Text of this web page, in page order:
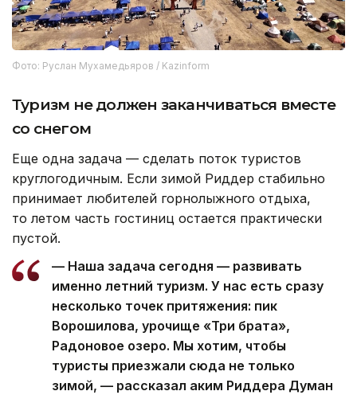
Фото: Руслан Мухамедьяров / Kazinform
Туризм не должен заканчиваться вместе
со снегом
Еще одна задача — сделать поток туристов
круглогодичным. Если зимой Риддер стабильно
принимает любителей горнолыжного отдыха,
то летом часть гостиниц остается практически
пустой.
— Наша задача сегодня — развивать
именно летний туризм. У нас есть сразу
несколько точек притяжения: пик
Ворошилова, урочище «Три брата»,
Радоновое озеро. Мы хотим, чтобы
туристы приезжали сюда не только
зимой, — рассказал аким Риддера Думан